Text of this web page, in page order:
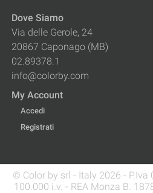
Dove Siamo
Via delle Gerole, 24
20867 Caponago (MB)
02.89378.1
info@colorby.com
My Account
Accedi
Registrati
© Color by srl - Italy 2026 - P.Iva
100.000 i.v. - REA Monza B.